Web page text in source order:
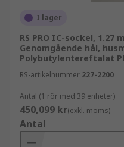
I lager
RS PRO IC-sockel, 1.27
Genomgående hål,
Polybutylentereftalat
RS-artikelnummer 227-2200
Antal (1 rör med 39 enheter)
450,099 kr(exkl. moms)
Antal